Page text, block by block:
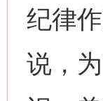
纪律
说，